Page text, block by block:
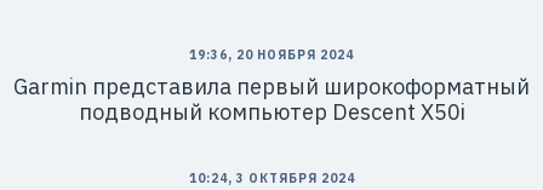
19:36, 20 НОЯБРЯ 2024
Garmin представила первый широкоформатный
подводный компьютер Descent X50i
10:24, 3 ОКТЯБРЯ 2024